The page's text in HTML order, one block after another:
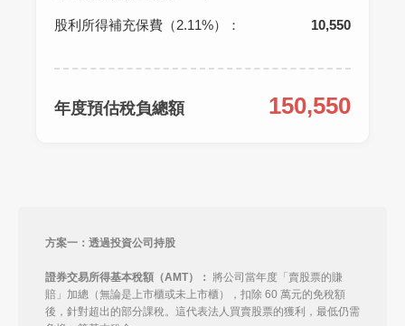
股利所得補充保費（2.11%）： 10,550
年度預估稅負總額 150,550
方案一：透過投資公司持股
證券交易所得基本稅額（AMT）：
將公司當年度「賣股票的賺
賠」加總（無論是上市櫃或未上市櫃），扣除 60 萬元的免稅額
後，針對超出的部分課稅。這代表法人買賣股票的獲利，最低仍需